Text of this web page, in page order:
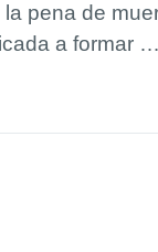
pena de
a formar